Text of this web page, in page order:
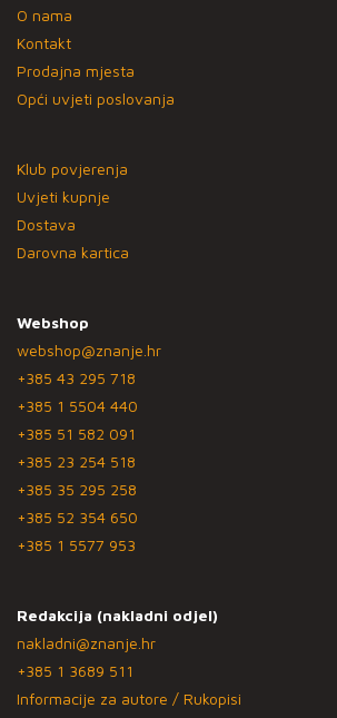
O nama
Kontakt
Prodajna mjesta
Opći uvjeti poslovanja
Klub povjerenja
Uvjeti kupnje
Dostava
Darovna kartica
Webshop
webshop@znanje.hr
+385 43 295 718
+385 1 5504 440
+385 51 582 091
+385 23 254 518
+385 35 295 258
+385 52 354 650
+385 1 5577 953
Redakcija (nakladni odjel)
nakladni@znanje.hr
+385 1 3689 511
Informacije za autore / Rukopisi